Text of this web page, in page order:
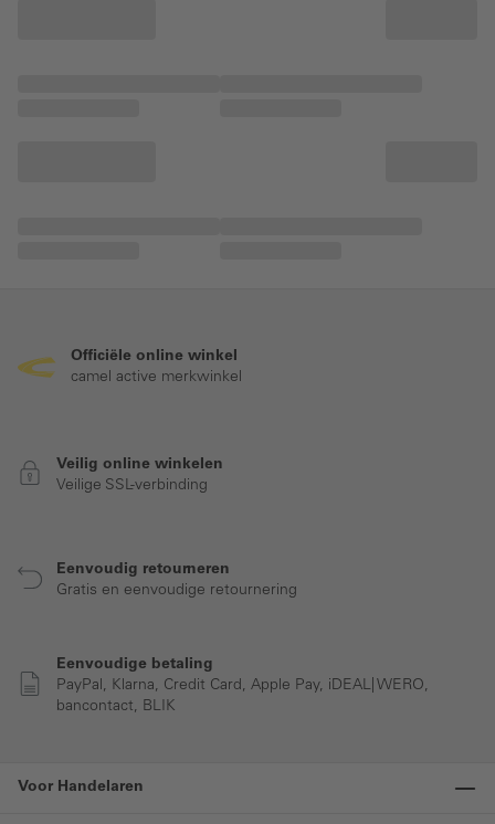
Officiële online winkel
camel active merkwinkel
Veilig online winkelen
Veilige SSL-verbinding
Eenvoudig retourneren
Gratis en eenvoudige retournering
Eenvoudige betaling
PayPal, Klarna, Credit Card, Apple Pay, iDEAL| WERO,
bancontact, BLIK
Voor Handelaren